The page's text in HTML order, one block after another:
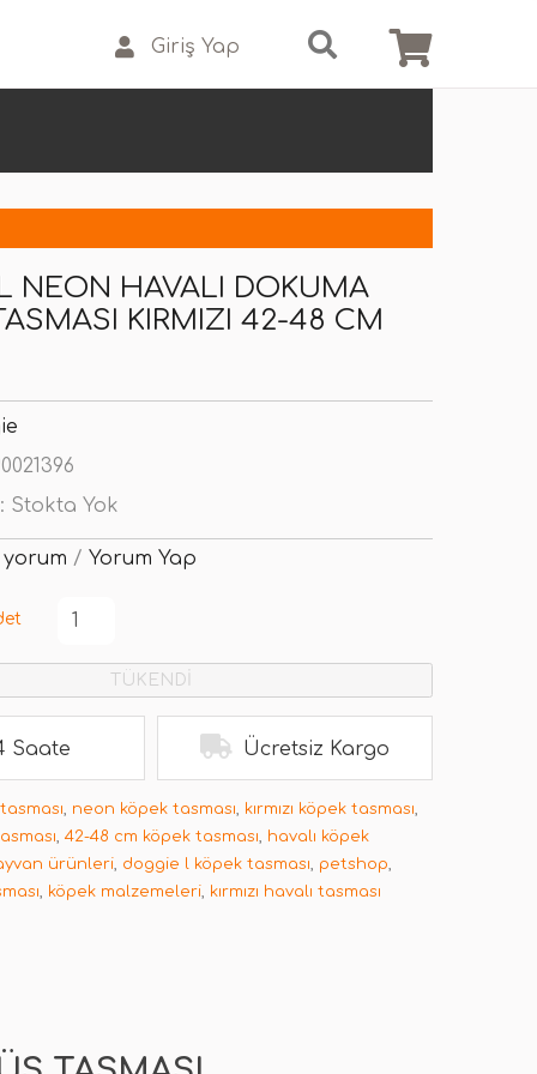
Giriş Yap
NEON HAVALI DOKUMA
KIRMIZI 42-48 CM
Stokta Yok
yorum / Yorum Yap
TÜKENDİ
Saate Ücretsiz Kargo
, neon köpek tasması, kırmızı köpek tasması,
, 42-48 cm köpek tasması, havalı köpek
ürünleri, doggie l köpek tasması, petshop,
, köpek malzemeleri, kırmızı havalı tasması